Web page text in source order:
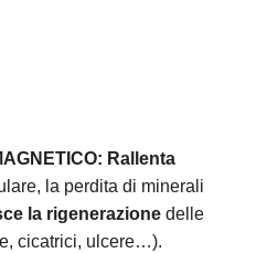
Rallenta
la perdita di minerali
la rigenerazionedelle
cicatrici, ulcere…).